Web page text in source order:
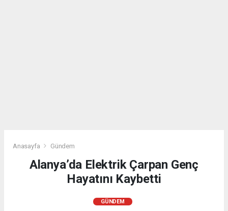
Anasayfa Gündem
Alanya’da Elektrik Çarpan Genç
Hayatını Kaybetti
GÜNDEM